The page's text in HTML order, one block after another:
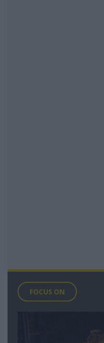
FOCUS ON